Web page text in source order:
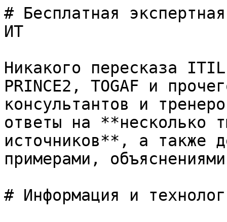
# Бесплатная
ИТ
Никакого пересказа
PRINCE2, TOGAF и
консультантов и
ответы на **несколько
источников**, а также
примерами,
# Информация и